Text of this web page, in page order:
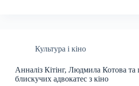
Культура і кіно
Анналіз Кітінг, Людмила Котова та
блискучих адвокатес з кіно